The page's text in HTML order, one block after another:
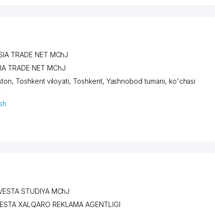
TRADE NET MChJ
TRADE NET MChJ
Toshkent viloyati,Toshkent, Yashnobod tumani, ko'chasi
STUDIYA MChJ
XALQARO REKLAMA AGENTLIGI